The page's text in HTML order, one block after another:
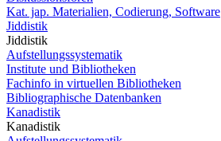
Kat. jap. Materialien, Codierung, Software
Jiddistik
Jiddistik
Aufstellungssystematik
Institute und Bibliotheken
Fachinfo in virtuellen Bibliotheken
Bibliographische Datenbanken
Kanadistik
Kanadistik